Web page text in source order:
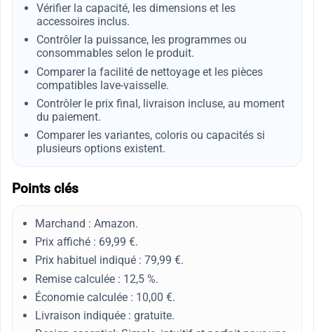
Vérifier la capacité, les dimensions et les
accessoires inclus.
Contrôler la puissance, les programmes ou
consommables selon le produit.
Comparer la facilité de nettoyage et les pièces
compatibles lave-vaisselle.
Contrôler le prix final, livraison incluse, au moment
du paiement.
Comparer les variantes, coloris ou capacités si
plusieurs options existent.
Points clés
Marchand : Amazon.
Prix affiché : 69,99 €.
Prix habituel indiqué : 79,99 €.
Remise calculée : 12,5 %.
Économie calculée : 10,00 €.
Livraison indiquée : gratuite.